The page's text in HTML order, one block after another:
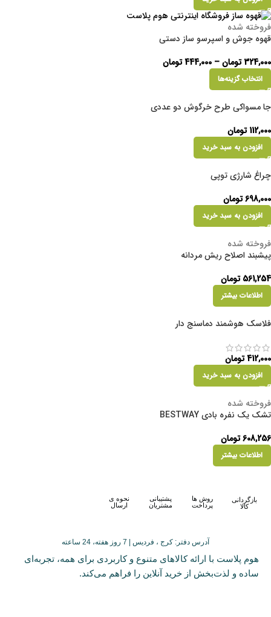
فروخته شده
قهوه جوش و اسپرسو ساز دستی
324,000تومان–
444,000تومان
انتخاب گزینه‌ها
جا مسواکی طرح خرگوش دو عددی
112,000 تومان
افزودن به سبد خرید
چراغ شارژی توپی
698,000تومان
افزودن به سبد خرید
فروخته شده
پیشبند اصلاح ریش مردانه
561,254 تومان
اطلاعات بیشتر
فلاسک هوشمند دماسنج دار
412,000تومان
افزودن به سبد خرید
فروخته شده
تشک یک نفره بادی BESTWAY
608,256تومان
اطلاعات بیشتر
بازگردانی
کالا
روش ها
پرداخت
پشتیبانی
مشتریان
نحوه ی
ارسال
آدرس دفتر: کرج ، فردیس | 7 روز هفته، 24 ساعته
هوم پلاست با ارائه کالاهای متنوع و کاربردی برای همه، تجربه‌ای
ساده و لذت‌بخش از خرید آنلاین را فراهم می‌کند.